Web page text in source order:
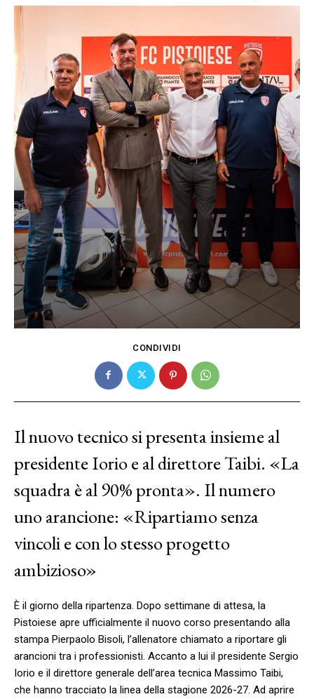
CONDIVIDI
Il nuovo tecnico si presenta insieme al
presidente Iorio e al direttore Taibi. «La
squadra è al 90% pronta». Il numero
uno arancione: «Ripartiamo senza
vincoli e con lo stesso progetto
ambizioso»
È il giorno della ripartenza. Dopo settimane di attesa, la
Pistoiese apre ufficialmente il nuovo corso presentando alla
stampa Pierpaolo Bisoli, l’allenatore chiamato a riportare gli
arancioni tra i professionisti. Accanto a lui il presidente Sergio
Iorio e il direttore generale dell’area tecnica Massimo Taibi,
che hanno tracciato la linea della stagione 2026-27. Ad aprire